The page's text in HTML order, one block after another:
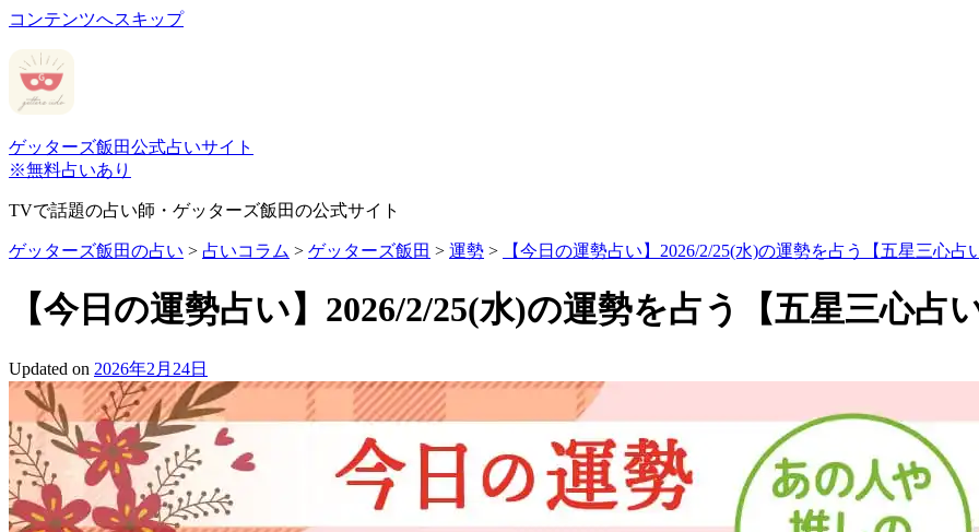
コンテンツへスキップ
ゲッターズ飯田公式占いサイト
※無料占いあり
TVで話題の占い師・ゲッターズ飯田の公式サイト
ゲッターズ飯田の占い > 占いコラム > ゲッターズ飯田 > 運勢 > 【今日の運勢占い】2026/2/25(水)の運勢を占う【五星三心
【今日の運勢占い】2026/2/25(水)の運勢を占う【五星三心占
Updated on 2026年2月24日